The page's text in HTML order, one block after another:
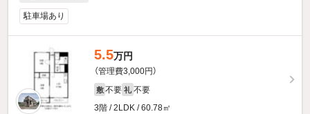
駐車場あり
5.5万円
（管理費3,000円）
敷 不要 礼 不要
3階 / 2LDK / 60.78㎡